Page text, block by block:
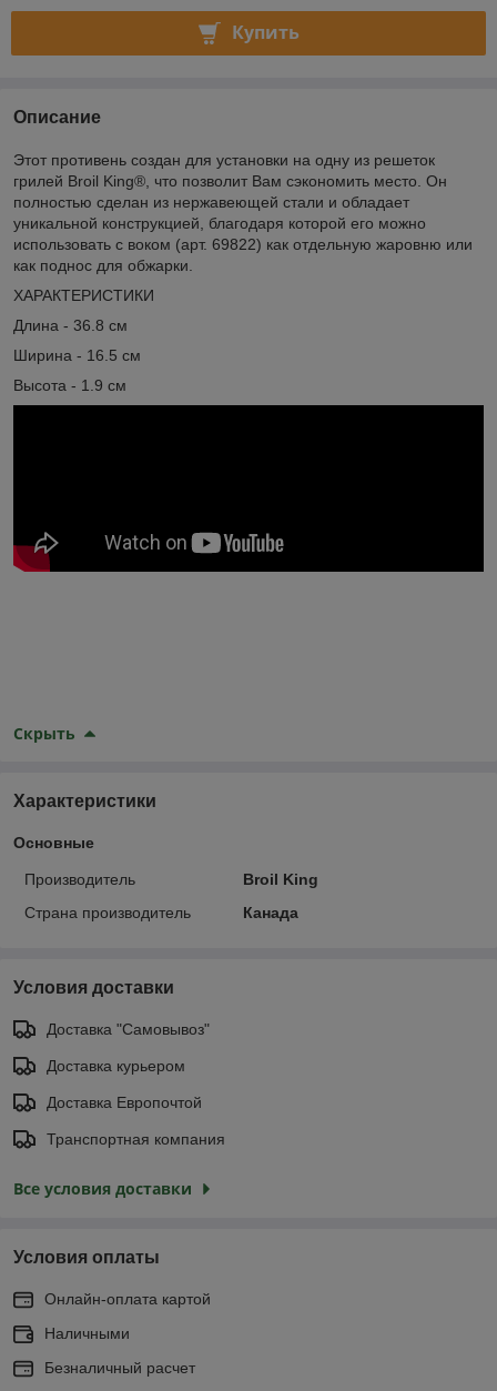
Купить
Описание
Этот противень создан для установки на одну из решеток
грилей Broil King®, что позволит Вам сэкономить место. Он
полностью сделан из нержавеющей стали и обладает
уникальной конструкцией, благодаря которой его можно
использовать с воком (арт. 69822) как отдельную жаровню или
как поднос для обжарки.
ХАРАКТЕРИСТИКИ
Длина - 36.8 см
Ширина - 16.5 см
Высота - 1.9 см
Скрыть
Характеристики
Основные
Производитель
Broil King
Страна производитель
Канада
Условия доставки
Доставка "Самовывоз"
Доставка курьером
Доставка Европочтой
Транспортная компания
Все условия доставки
Условия оплаты
Онлайн-оплата картой
Наличными
Безналичный расчет